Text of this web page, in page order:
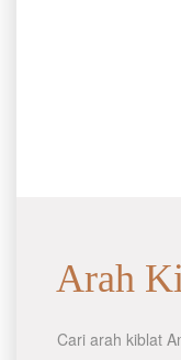
Arah
Cari arah kiblat